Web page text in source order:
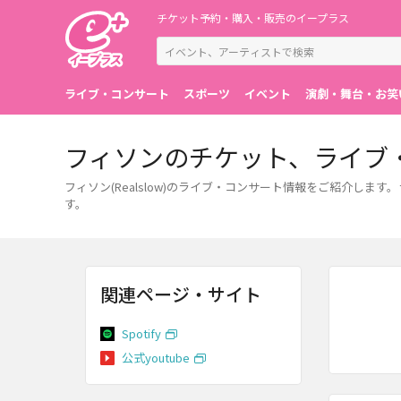
チケット予約・購入・販売のイープラス
ライブ・コンサート スポーツ イベント 演劇・舞台・お笑
フィソンのチケット、ライ
フィソン(Realslow)のライブ・コンサート情報をご紹介します
す。
関連ページ・サイト
Spotify
公式youtube